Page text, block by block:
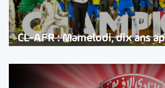
CL-AFR : Mamelodi, dix ans